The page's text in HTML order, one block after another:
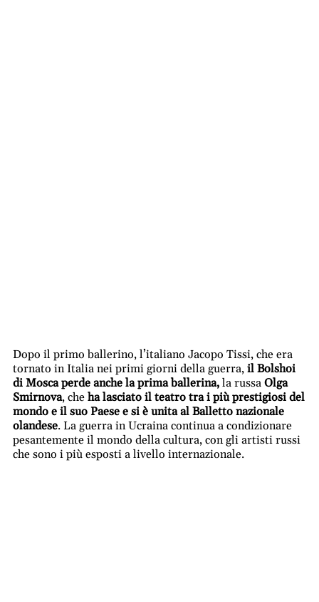
Dopo il primo ballerino, l’italiano Jacopo Tissi, che era
tornato in Italia nei primi giorni della guerra, il Bolshoi
di Mosca perde anche la prima ballerina, la russa Olga
Smirnova, che ha lasciato il teatro tra i più prestigiosi del
mondo e il suo Paese e si è unita al Balletto nazionale
olandese. La guerra in Ucraina continua a condizionare
pesantemente il mondo della cultura, con gli artisti russi
che sono i più esposti a livello internazionale.